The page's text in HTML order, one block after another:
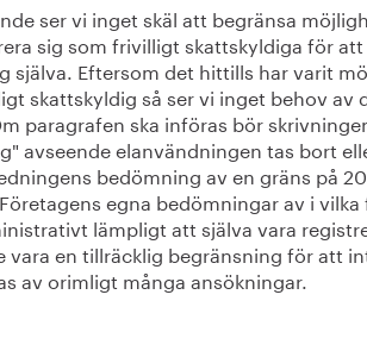
ser vi inget skäl att begränsa
sig som frivilligt skattskyldiga för att
själva. Eftersom det hittills har varit
skattskyldig så ser vi inget behov av
paragrafen ska införas bör
avseende elanvändningen tas bort
bedömning av en gräns på
egna bedömningar av i vilka
lämpligt att själva vara
vara en tillräcklig begränsning för att
av orimligt många ansökningar.